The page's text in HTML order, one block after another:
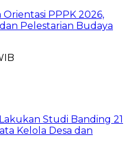
PPPK 2026,
Pelestarian Budaya
Studi Banding 21
Kelola Desa dan